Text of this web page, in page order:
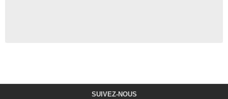
SUIVEZ-NOUS